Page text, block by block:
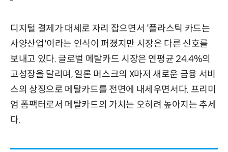
디지털 결제가 대세로 자리 잡으면서 '플라스틱 카드는
사양산업'이라는 인식이 퍼졌지만 시장은 다른 신호를
보내고 있다. 글로벌 메탈카드 시장은 연평균 24.4%의
고성장을 달리며, 일론 머스크의 X마저 새로운 금융 서비
스의 상징으로 메탈카드를 전면에 내세우면서다. 프리미
엄 폼팩터로서 메탈카드의 가치는 오히려 높아지는 추세
다.